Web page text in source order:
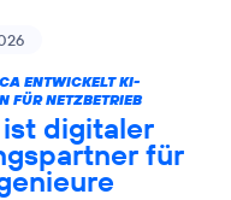
ENTWICKELT KI-
FÜR NETZBETRIEB
ist digitaler
für